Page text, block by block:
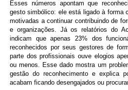
Esses números apontam que
gesto simbólico: ele está ligado à forma
motivadas a continuar contribuindo de
e organizações. Já os relatórios do
indicam que apenas 23% dos
reconhecidos por seus gestores de
parte dos profissionais ouve elogios
ou menos. Esse dado mostra um
gestão do reconhecimento e explica
acabam ficando desengajados ou